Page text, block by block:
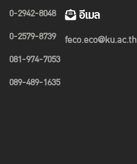
0-2942-8048
0-2579-8739
081-974-7053
089-489-1635
อีเมล
feco.eco@ku.ac.th